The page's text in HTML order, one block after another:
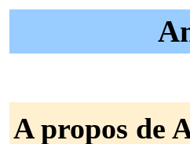
A propos de